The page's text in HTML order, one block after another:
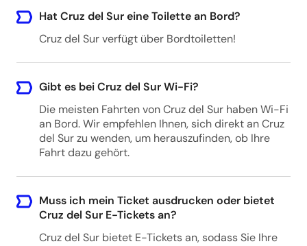
Hat Cruz del Sur eine Toilette an Bord?
Cruz del Sur verfügt über Bordtoiletten!
Gibt es bei Cruz del Sur Wi-Fi?
Die meisten Fahrten von Cruz del Sur haben Wi-Fi
an Bord. Wir empfehlen Ihnen, sich direkt an Cruz
del Sur zu wenden, um herauszufinden, ob Ihre
Fahrt dazu gehört.
Muss ich mein Ticket ausdrucken oder bietet
Cruz del Sur E-Tickets an?
Cruz del Sur bietet E-Tickets an, sodass Sie Ihre